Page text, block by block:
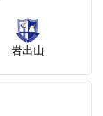
岩出山